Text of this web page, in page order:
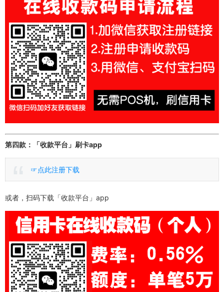
第四款：「收款平台」刷卡app
☞点此注册下载
或者，扫码下载「收款平台」app